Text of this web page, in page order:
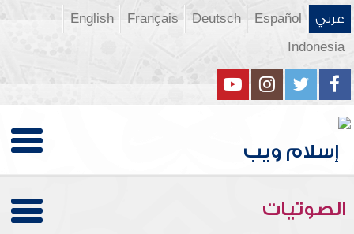
عربي Español
Deutsch
Français
English
Indonesia
الصوتيات